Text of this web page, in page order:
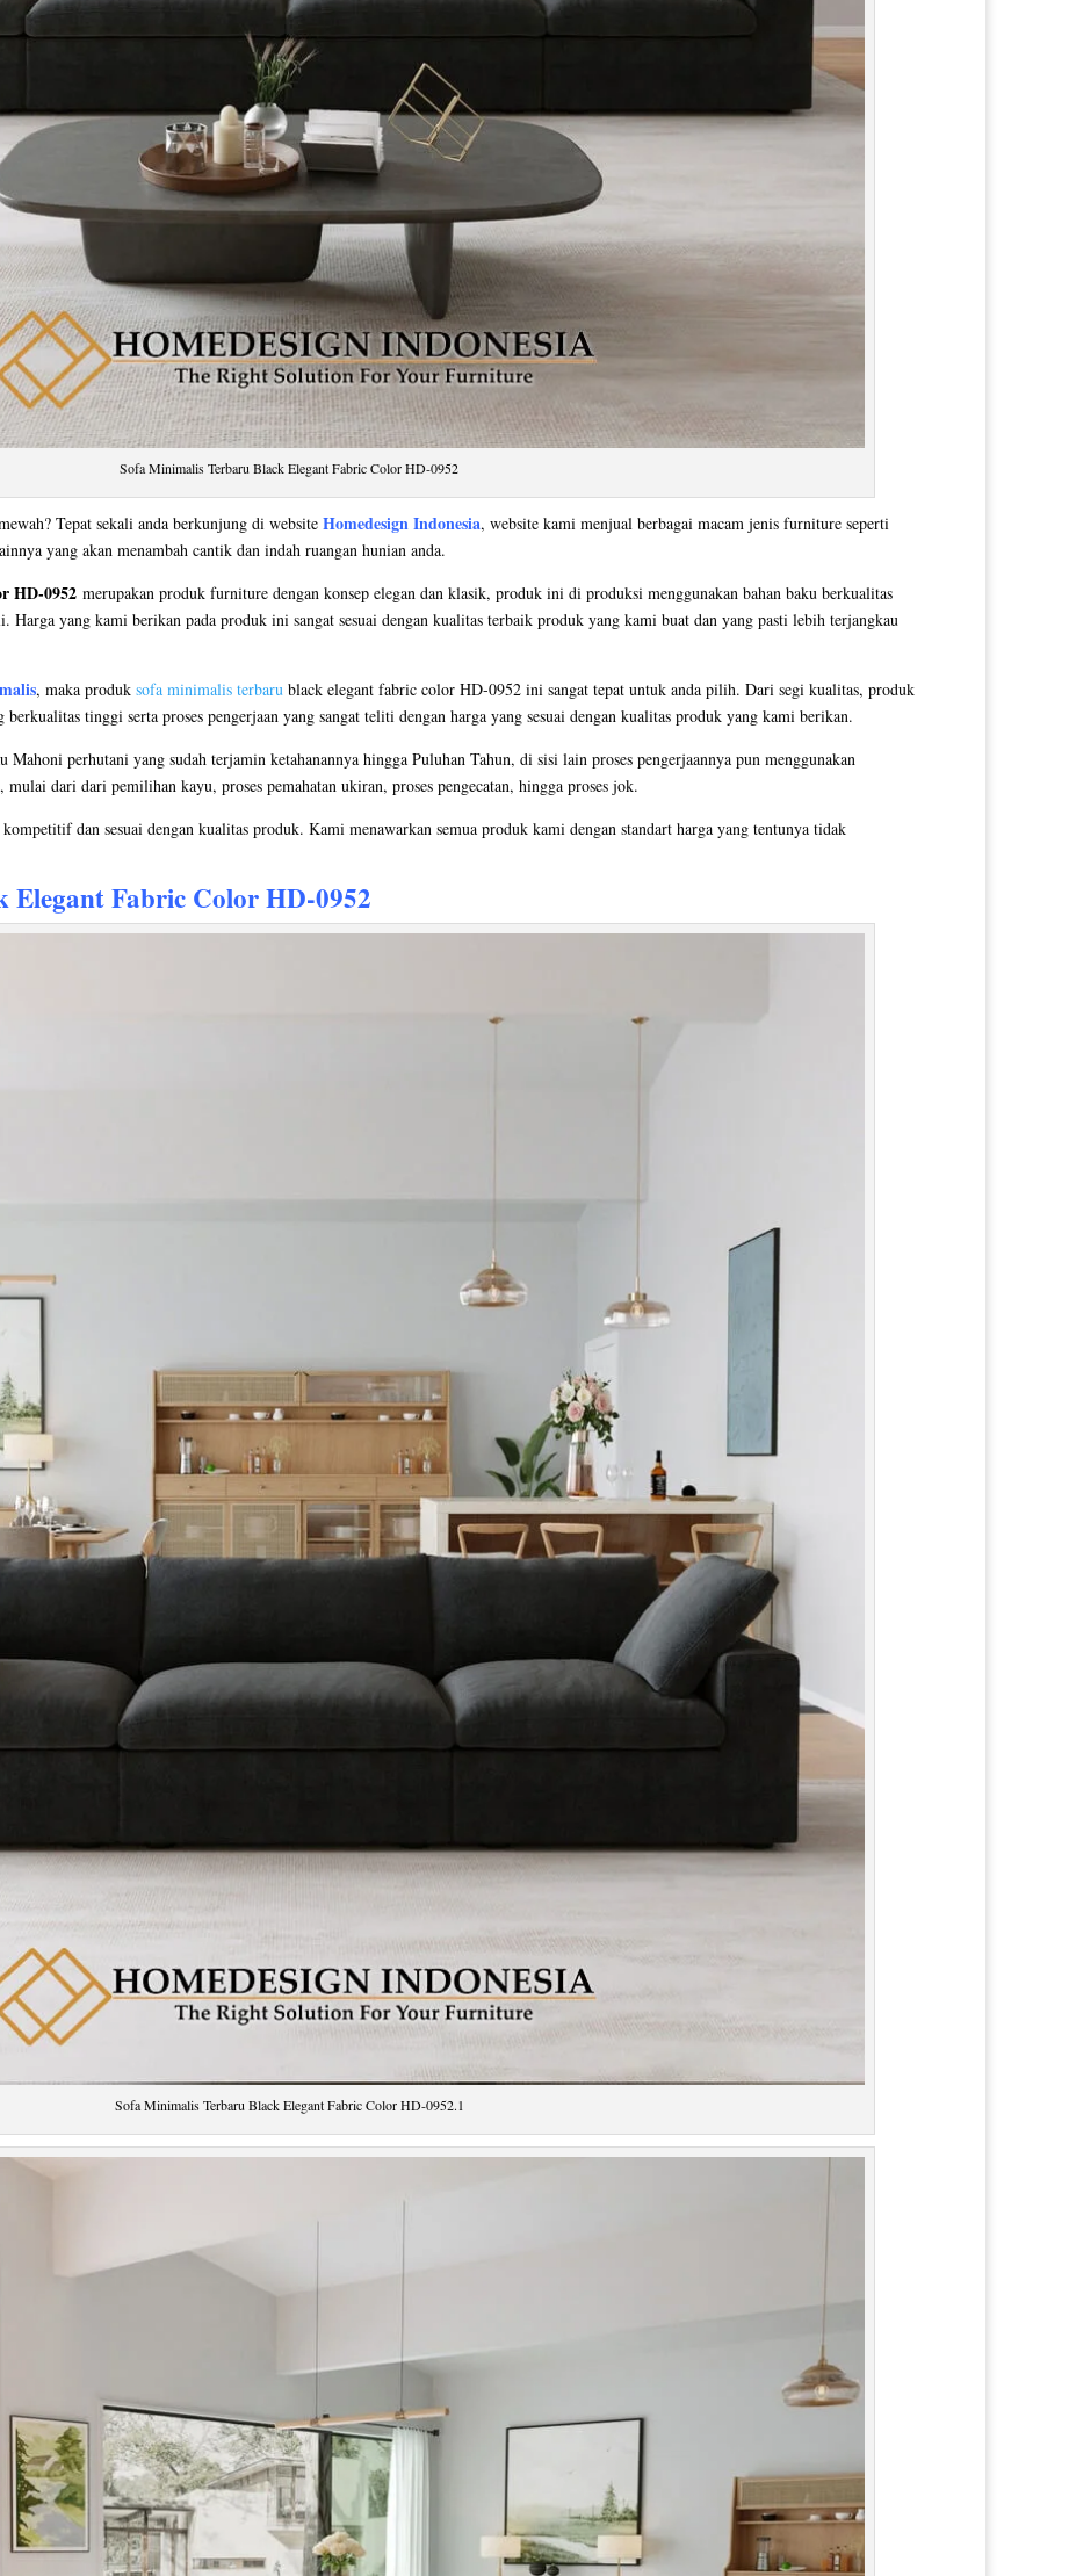
Sofa Minimalis Terbaru Black Elegant Fabric Color HD-0952
Tepat sekali anda berkunjung di website Homedesign Indonesia, website kami menjual berbagai macam jenis furniture seperti
yang akan menambah cantik dan indah ruangan hunian anda.
HD-0952 merupakan produk furniture dengan konsep elegan dan klasik, produk ini di produksi menggunakan bahan baku berkualitas
Harga yang kami berikan pada produk ini sangat sesuai dengan kualitas terbaik produk yang kami buat dan yang pasti lebih terjangkau
, maka produk sofa minimalis terbaru black elegant fabric color HD-0952 ini sangat tepat untuk anda pilih. Dari segi kualitas, produk
tinggi serta proses pengerjaan yang sangat teliti dengan harga yang sesuai dengan kualitas produk yang kami berikan.
perhutani yang sudah terjamin ketahanannya hingga Puluhan Tahun, di sisi lain proses pengerjaannya pun menggunakan
dari dari pemilihan kayu, proses pemahatan ukiran, proses pengecatan, hingga proses jok.
dan sesuai dengan kualitas produk. Kami menawarkan semua produk kami dengan standart harga yang tentunya tidak
Elegant Fabric Color HD-0952
Sofa Minimalis Terbaru Black Elegant Fabric Color HD-0952.1